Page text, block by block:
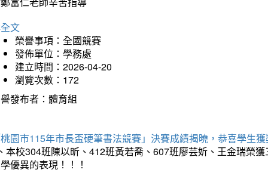
文
榮譽事項：全國競賽
發佈單位：學務處
建立時間：2026-04-20
瀏覽次數：172
發布者：體育組
園市115年市長盃硬筆書法競賽」決賽成績揭曉，恭喜學生
本校304班陳以昕、412班黃若喬、607班廖芸妡、王金瑞榮
優異的表現！！！